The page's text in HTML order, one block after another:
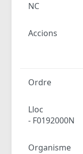
NC
Accions
Ordre
Lloc
- F0192000N
Organisme